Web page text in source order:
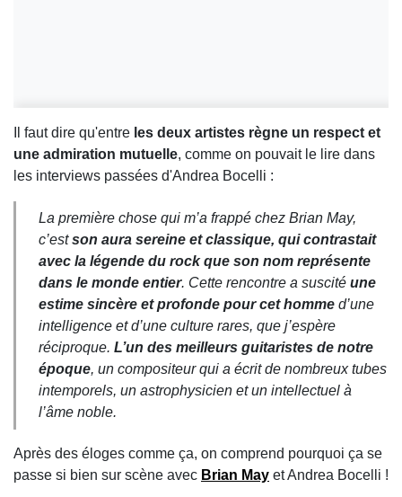
Il faut dire qu'entre les deux artistes règne un respect et
une admiration mutuelle, comme on pouvait le lire dans
les interviews passées d'Andrea Bocelli :
La première chose qui m’a frappé chez Brian May,
c’estson aura sereine et classique, qui contrastait
avec la légende du rock que son nom représente
dans le monde entier. Cette rencontre a suscité une
estime sincère et profonde pour cet homme d’une
intelligence et d’une culture rares, que j’espère
réciproque. L’un des meilleurs guitaristes de notre
époque, un compositeur qui a écrit de nombreux tubes
intemporels, un astrophysicien et un intellectuel à
l’âme noble.
Après des éloges comme ça, on comprend pourquoi ça se
passe si bien sur scène avec Brian May et Andrea Bocelli !